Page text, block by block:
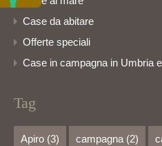
Case da abitare
Offerte speciali
Case in campagna in Umbria
Tag
Apiro (3) campagna (2)